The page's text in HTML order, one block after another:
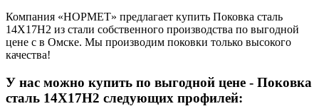
Компания «НОРМЕТ» предлагает купить Поковка сталь
14Х17Н2 из стали собственного производства по выгодной
цене с в Омске. Мы производим поковки только высокого
качества!
У нас можно купить по выгодной цене - Поковка
сталь 14Х17Н2 следующих профилей: